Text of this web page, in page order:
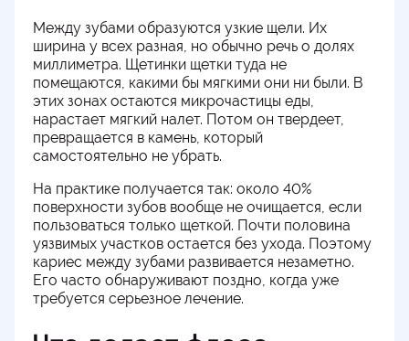
Между зубами образуются узкие щели. Их
ширина у всех разная, но обычно речь о долях
миллиметра. Щетинки щетки туда не
помещаются, какими бы мягкими они ни были. В
этих зонах остаются микрочастицы еды,
нарастает мягкий налет. Потом он твердеет,
превращается в камень, который
самостоятельно не убрать.
На практике получается так: около 40%
поверхности зубов вообще не очищается, если
пользоваться только щеткой. Почти половина
уязвимых участков остается без ухода. Поэтому
кариес между зубами развивается незаметно.
Его часто обнаруживают поздно, когда уже
требуется серьезное лечение.